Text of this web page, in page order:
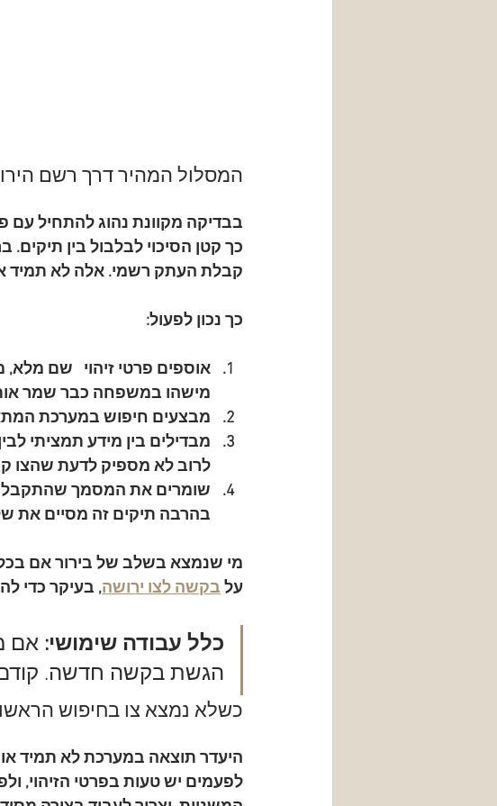
המסלול המהיר דרך רשם
בבדיקה מקוונת נהוג להתחיל עם
כך קטן הסיכוי לבלבול בין
קבלת העתק רשמי. אלה לא תמיד
כך נכון לפעול:
אוספים פרטי זיהוי
שם
מישהו במשפחה כבר שמר
מבצעים חיפוש במערכת
מבדילים בין מידע תמציתי
לרוב לא מספיק לדעת שהצו
שומרים את המסמך שהתקבל
בהרבה תיקים זה מסיים את
מי שנמצא בשלב של בירור אם
על בקשה לצו ירושה, בעיקר כדי
כלל עבודה שימושי: אם
הגשת בקשה חדשה.
כשלא נמצא צו בחיפוש
היעדר תוצאה במערכת לא תמיד
לפעמים יש טעות בפרטי הזיהוי,